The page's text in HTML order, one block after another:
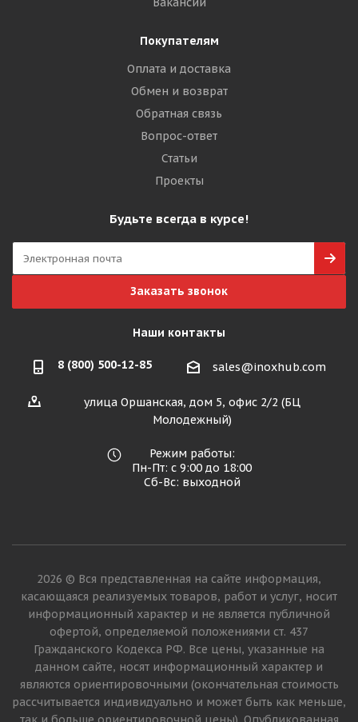
Покупателям
Оплата и доставка
Обмен и возврат
Обратная связь
Вопрос-ответ
Статьи
Проекты
Будьте всегда в курсе!
Заказать звонок
Наши контакты
8 (800) 500-12-85 sales@inoxhub.com
улица Оршанская, дом 5, офис 2/2 (БЦ
Молодежный)
Режим работы:
Пн-Пт: с 9:00 до 18:00
Сб-Вс: выходной
2026 © Вся представленная на сайте информация,
касающаяся реализуемых товаров, работ и услуг, носит
информационный характер и не является публичной
офертой, определяемой положениями ст. 437
Гражданского Кодекса РФ. Все цены, указанные на
данном сайте, носят информационный характер и
являются ориентировочными (окончательная стоимость
рассчитывается индивидуально и может быть как меньше,